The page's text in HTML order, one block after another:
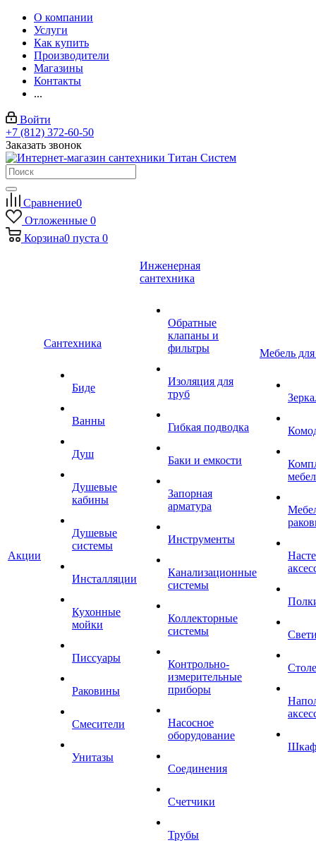
О компании
Услуги
Как купить
Производители
Магазины
Контакты
...
Войти
+7 (812) 372-60-50
Заказать звонок
Сравнение0
Отложенные 0
Корзина0 пуста 0
Акции
Сантехника
Биде
Ванны
Душ
Душевые
кабины
Душевые
системы
Инсталляции
Кухонные
мойки
Писсуары
Раковины
Смесители
Унитазы
Инженерная
сантехника
Обратные
клапаны и
фильтры
Изоляция для
труб
Гибкая подводка
Баки и емкости
Запорная
арматура
Инструменты
Канализационные
системы
Коллекторные
системы
Контрольно-
измерительные
приборы
Насосное
оборудование
Соединения
Счетчики
Трубы
Мебель